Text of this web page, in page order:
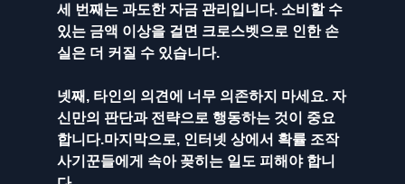
세 번째는 과도한 자금 관리입니다. 소비할 수
있는 금액 이상을 걸면 크로스벳으로 인한 손
실은 더 커질 수 있습니다.
넷째, 타인의 의견에 너무 의존하지 마세요. 자
신만의 판단과 전략으로 행동하는 것이 중요
합니다.마지막으로, 인터넷 상에서 확률 조작
사기꾼들에게 속아 꽂히는 일도 피해야 합니